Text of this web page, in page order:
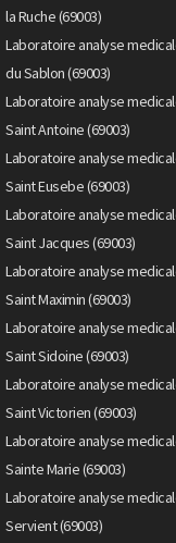
la Ruche (69003)
Laboratoire analyse
du Sablon (69003)
Laboratoire analyse
Saint Antoine (69003)
Laboratoire analyse
Saint Eusebe (69003)
Laboratoire analyse
Saint Jacques (69003)
Laboratoire analyse
Saint Maximin (69003)
Laboratoire analyse
Saint Sidoine (69003)
Laboratoire analyse
Saint Victorien (69003)
Laboratoire analyse
Sainte Marie (69003)
Laboratoire analyse
Servient (69003)